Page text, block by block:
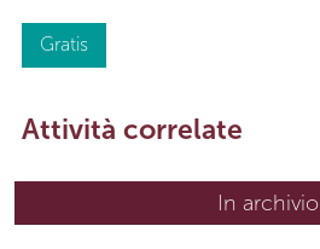
Gratis
Attività correlate
In archivio